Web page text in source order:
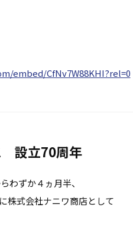
embed/CfNv7W88KHI?rel=0
設立70周年
わずか４ヵ月半、
株式会社ナニワ商店として